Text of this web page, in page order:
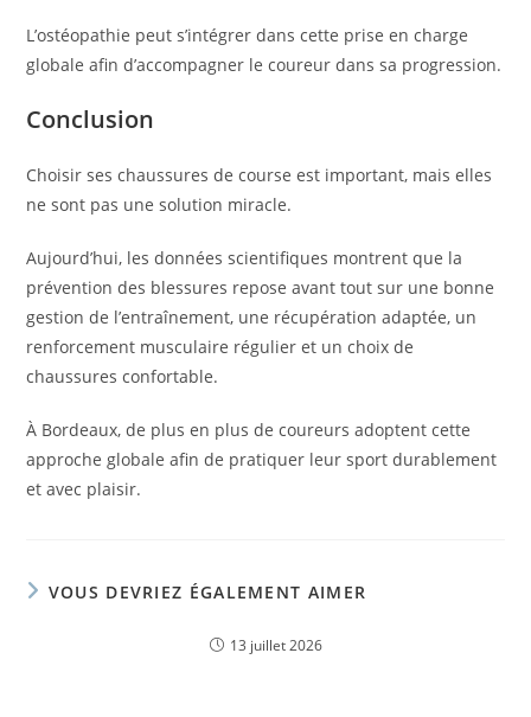
L’ostéopathie peut s’intégrer dans cette prise en charge
globale afin d’accompagner le coureur dans sa progression.
Conclusion
Choisir ses chaussures de course est important, mais elles
ne sont pas une solution miracle.
Aujourd’hui, les données scientifiques montrent que la
prévention des blessures repose avant tout sur une bonne
gestion de l’entraînement, une récupération adaptée, un
renforcement musculaire régulier et un choix de
chaussures confortable.
À Bordeaux, de plus en plus de coureurs adoptent cette
approche globale afin de pratiquer leur sport durablement
et avec plaisir.
VOUS DEVRIEZ ÉGALEMENT AIMER
13 juillet 2026